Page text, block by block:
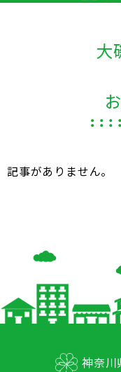
大
記事がありません。
神奈川